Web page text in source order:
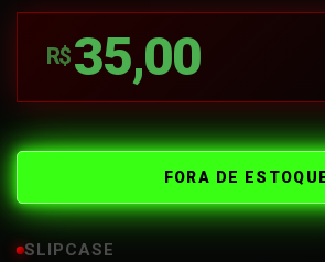
R$ 35,00
FORA DE
SLIPCASE